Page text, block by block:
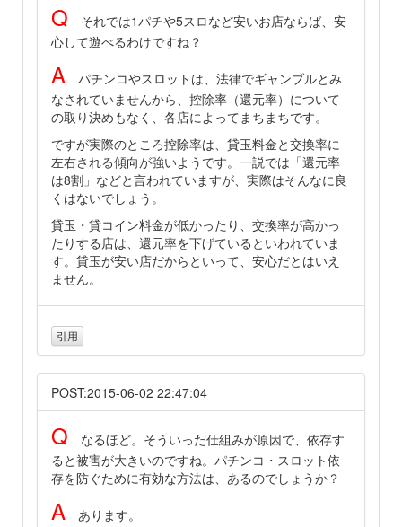
Q それでは1パチや5スロなど安いお店ならば、安
心して遊べるわけですね？
A パチンコやスロットは、法律でギャンブルとみ
なされていませんから、控除率（還元率）について
の取り決めもなく、各店によってまちまちです。
ですが実際のところ控除率は、貸玉料金と交換率に
左右される傾向が強いようです。一説では「還元率
は8割」などと言われていますが、実際はそんなに良
くはないでしょう。
貸玉・貸コイン料金が低かったり、交換率が高かっ
たりする店は、還元率を下げているといわれていま
す。貸玉が安い店だからといって、安心だとはいえ
ません。
引用
POST:2015-06-02 22:47:04
Q なるほど。そういった仕組みが原因で、依存す
ると被害が大きいのですね。パチンコ・スロット依
存を防ぐために有効な方法は、あるのでしょうか？
A あります。